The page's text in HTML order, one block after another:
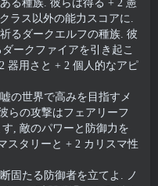
る種族. 彼らは得る + 2 憲
ラス以外の能力スコアに.
るダークエルフの種族. 彼
ークファイアを引き起こ
器用さと + 2 個人的なアピ
の世界で高みを目指すメ
らの攻撃はフェアリーフ
, 敵のパワーと防御力を
スタリーと + 2 カリスマ性
固たる防御者を立てよ. ノ